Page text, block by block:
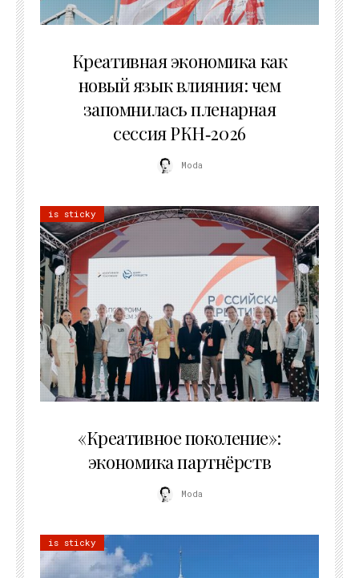
Креативная экономика как
новый язык влияния: чем
запомнилась пленарная
сессия РКН‑2026
Moda
is sticky
«Креативное поколение»:
экономика партнёрств
Moda
is sticky